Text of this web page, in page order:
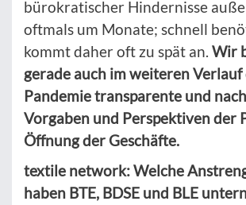
bürokratischer Hindernisse
oftmals um Monate; schnell
kommt daher oft zu spät an. Wir
gerade auch im weiteren Verlauf
Pandemie transparente und
Vorgaben und Perspektiven der
Öffnung der Geschäfte.
textile network: Welche
haben BTE, BDSE und BLE